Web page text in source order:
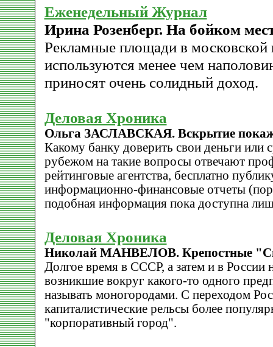
Еженедельный Журнал
Ирина Розенберг. На бойком
Рекламные площади в московской
используются менее чем
приносят очень солидный доход.
Деловая Хроника
Ольга ЗАСЛАВСКАЯ. Вскрытие
Какому банку доверить свои деньги или
рубежом на такие вопросы отвечают
рейтинговые агентства, бесплатно
информационно-финансовые отчеты
подобная информация пока доступна
Деловая Хроника
Николай МАНВЕЛОВ. Крепостные
Долгое время в СССР, а затем и в России
возникшие вокруг какого-то одного
называть моногородами. С переходом
капиталистические рельсы более
"корпоративный город".